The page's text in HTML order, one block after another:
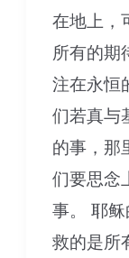
在地上，
所有的期
注在永恒
们若真与
的事，那
们要思念
事。 耶
救的是所